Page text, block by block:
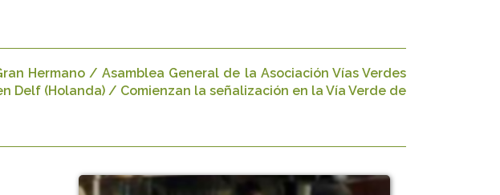
Hermano / Asamblea General de la Asociación Vías Verdes
Delf (Holanda) / Comienzan la señalización en la Vía Verde de